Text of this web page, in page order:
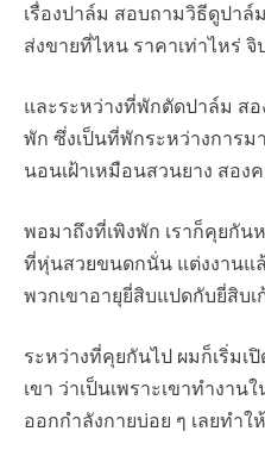
เรื่องปาล์ม สอบถามวิธีดูปา
ส่งขายที่ไหน ราคาเท่าไหร่ จิ
และระหว่างที่พักตัดปาล์ม ส
พัก ซึ่งเป็นที่พักระหว่างการม
นอนเฝ้าเหมือนสวนยาง สอ
พอมาถึงที่เพิงพัก เราก็คุยกัน
ที่หุ่นสวยขนดกนั่น แต่งงานแ
พวกเขาอายุยี่สิบแปดกับยี่สิบเ
ระหว่างที่คุยกันไป ผมก็เริ่มเ
เขา ว่าเป็นเพราะเขาทำงา
ออกกำลังกายบ่อย ๆ เลยทำใ